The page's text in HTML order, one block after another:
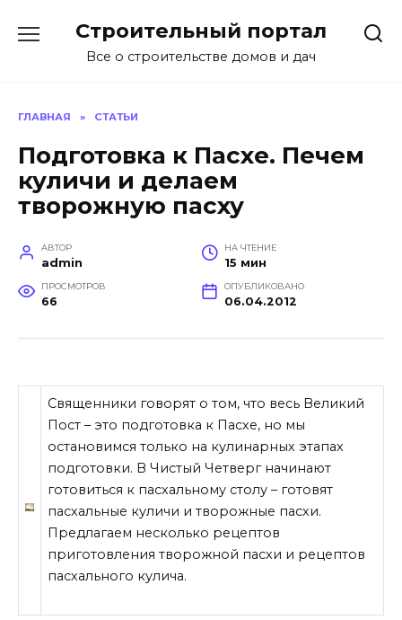
содержанию
Строительный портал
Все о строительстве домов и дач
ГЛАВНАЯ » СТАТЬИ
Подготовка к Пасхе. Печем
куличи и делаем
творожную пасху
АВТОР
admin
НА ЧТЕНИЕ
15 мин
ПРОСМОТРОВ
66
ОПУБЛИКОВАНО
06.04.2012
Священники говорят о том, что весь Великий
Пост – это подготовка к Пасхе, но мы
остановимся только на кулинарных этапах
подготовки. В Чистый Четверг начинают
готовиться к пасхальному столу – готовят
пасхальные куличи и творожные пасхи.
Предлагаем несколько рецептов
приготовления творожной пасхи и рецептов
пасхального кулича.